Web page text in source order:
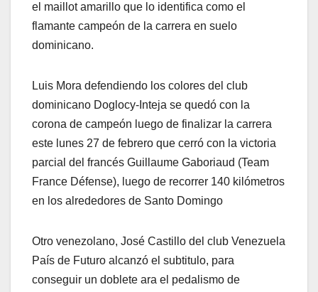
el maillot amarillo que lo identifica como el
flamante campeón de la carrera en suelo
dominicano.
Luis Mora defendiendo los colores del club
dominicano Doglocy-Inteja se quedó con la
corona de campeón luego de finalizar la carrera
este lunes 27 de febrero que cerró con la victoria
parcial del francés Guillaume Gaboriaud (Team
France Défense), luego de recorrer 140 kilómetros
en los alrededores de Santo Domingo
Otro venezolano, José Castillo del club Venezuela
País de Futuro alcanzó el subtitulo, para
conseguir un doblete ara el pedalismo de